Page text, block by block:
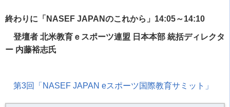
終わりに「NASEF JAPANのこれから」14:05～14:10
登壇者 北米教育ｅスポーツ連盟 日本本部 統括ディレクタ
ー 内藤裕志氏
第3回「 NASEF JAPAN eスポーツ国際教育サミット」